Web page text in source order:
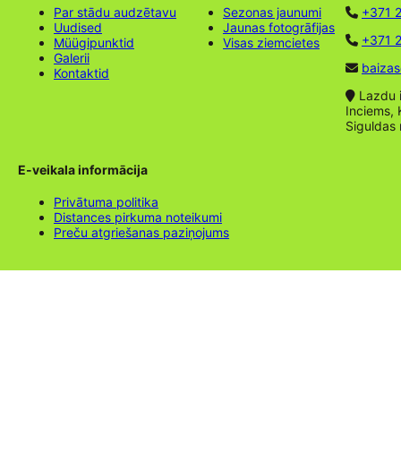
Par stādu audzētavu
Uudised
Müügipunktid
Galerii
Kontaktid
Sezonas jaunumi
Jaunas fotogrāfijas
Visas ziemcietes
+371
+371
Lazdu
Inciems,
Siguldas
E-veikala informācija
Privātuma politika
Distances pirkuma noteikumi
Preču atgriešanas paziņojums